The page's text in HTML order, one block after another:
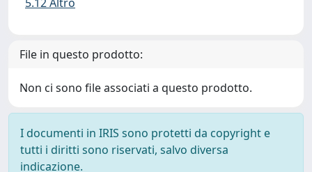
File in questo prodotto:
Non ci sono file associati a questo prodotto.
I documenti in IRIS sono protetti da copyright e
tutti i diritti sono riservati, salvo diversa
indicazione.